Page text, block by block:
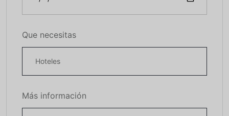
Que necesitas
Más información